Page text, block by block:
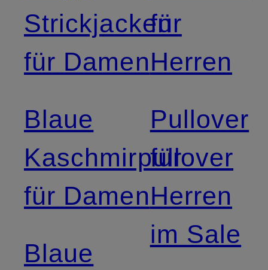
Strickjacken
für Damen
Blaue
Kaschmirpullover
für Damen
Blaue
für
Herren
Pullover
für
Herren
im Sale